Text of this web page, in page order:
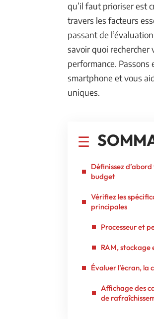
qu’il faut prioriser est
travers les facteurs
passant de
savoir quoi rechercher
performance.
smartphone et vous
uniques.
Définissez
budget
Vérifiez les
principales
Processeur et
RAM, stockage
Évaluer l’écran,
Affichage des
de